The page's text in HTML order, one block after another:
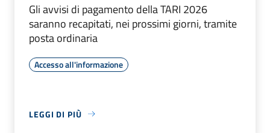
Gli avvisi di pagamento della TARI 2026
saranno recapitati, nei prossimi giorni, tramite
posta ordinaria
Accesso all'informazione
LEGGI DI PIÙ